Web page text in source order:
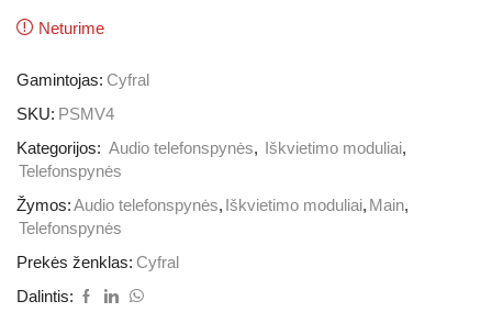
Neturime
Gamintojas: Cyfral
SKU: PSMV4
Kategorijos: Audio telefonspynės, Iškvietimo moduliai,
Telefonspynės
Žymos:Audio telefonspynės, Iškvietimo moduliai, Main,
Telefonspynės
Prekės ženklas: Cyfral
Dalintis: